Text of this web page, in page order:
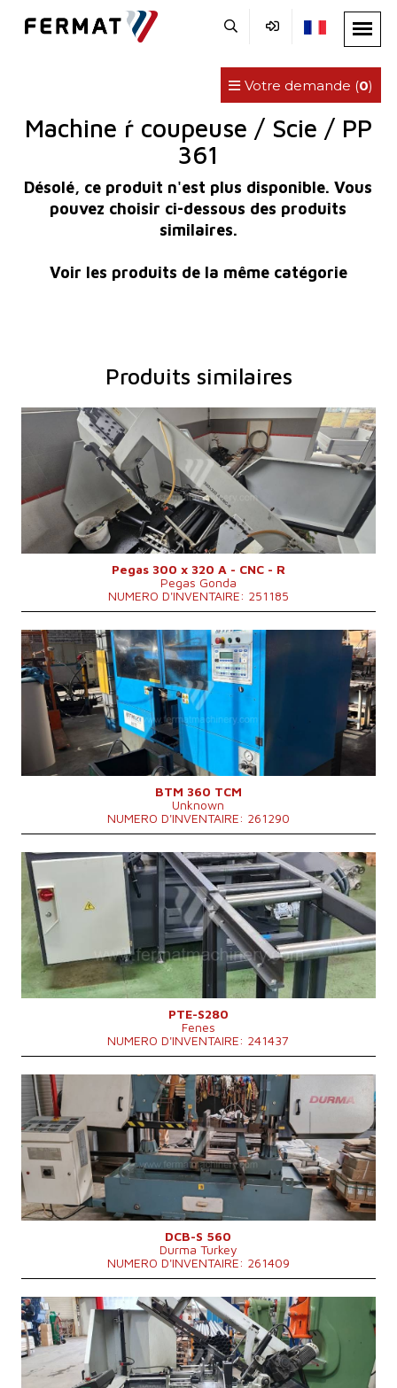
Votre demande (0)
Machine ŕ coupeuse / Scie / PP
361
Désolé, ce produit n'est plus disponible. Vous
pouvez choisir ci-dessous des produits
similaires.
Voir les produits de la même catégorie
Produits similaires
Année de production:
0
Diamètre maxi du materiel a coupermm
Puissance du moteur principal
2,4 kW
Dimensions hors tout
2310 x 1900 x 1503 mm
Poids totale de la machine
904 kg
Système de contrôle
NON
Pegas 300 x 320 A - CNC - R
Pegas Gonda
NUMERO D'INVENTAIRE: 251185
Année de production:
2017
Diamètre maxi du materiel a couper 360 mm
Puissance du moteur principal
7 kW
Dimensions hors tout
1785 x 2785 x 1800 mm mm
Système de contrôle
BTM 360 TCM
Unknown
NUMERO D'INVENTAIRE: 261290
Année de production:
2024
Diamètre maxi du materiel a couper280 mm
Poids totale de la machine
1000 kg
Dimensions hors tout
2200 x 1250 x 1300 mm
Puissance du moteur principal
1,5 kW
Système de contrôle
NON
PTE-S280
Fenes
NUMERO D'INVENTAIRE: 241437
Année de production:
2015
Diamètre maxi du materiel a couper560 mm
Puissance du moteur principal
4 kW
Dimensions hors tout
3500x1400x2100 mm
Poids totale de la machine
3000 kg
Système de contrôle
NON
DCB-S 560
Durma Turkey
NUMERO D'INVENTAIRE: 261409
Année de production:
2017
Diamètre maxi du materiel a couper300 mm
Poids totale de la machine
904 kg
Dimensions hors tout
2410x1920x2020 mm
Système de contrôle
NON